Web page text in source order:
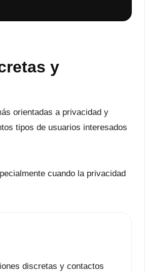
y
orientadas a privacidad y
tipos de usuarios interesados
cuando la privacidad
discretas y contactos